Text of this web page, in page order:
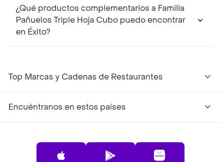
¿Qué productos complementarios a Familia
Pañuelos Triple Hoja Cubo puedo encontrar
en Éxito?
Top Marcas y Cadenas de Restaurantes
Encuéntranos en estos países